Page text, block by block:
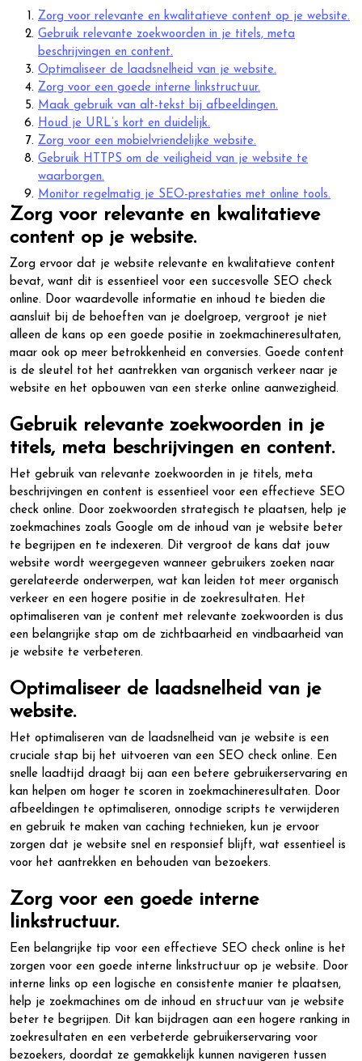
Zorg voor relevante en kwalitatieve content op je website.
Gebruik relevante zoekwoorden in je titels, meta
beschrijvingen en content.
Optimaliseer de laadsnelheid van je website.
Zorg voor een goede interne linkstructuur.
Maak gebruik van alt-tekst bij afbeeldingen.
Houd je URL’s kort en duidelijk.
Zorg voor een mobielvriendelijke website.
Gebruik HTTPS om de veiligheid van je website te
waarborgen.
Monitor regelmatig je SEO-prestaties met online tools.
Zorg voor relevante en kwalitatieve
content op je website.
Zorg ervoor dat je website relevante en kwalitatieve content
bevat, want dit is essentieel voor een succesvolle SEO check
online. Door waardevolle informatie en inhoud te bieden die
aansluit bij de behoeften van je doelgroep, vergroot je niet
alleen de kans op een goede positie in zoekmachineresultaten,
maar ook op meer betrokkenheid en conversies. Goede content
is de sleutel tot het aantrekken van organisch verkeer naar je
website en het opbouwen van een sterke online aanwezigheid.
Gebruik relevante zoekwoorden in je
titels, meta beschrijvingen en content.
Het gebruik van relevante zoekwoorden in je titels, meta
beschrijvingen en content is essentieel voor een effectieve SEO
check online. Door zoekwoorden strategisch te plaatsen, help je
zoekmachines zoals Google om de inhoud van je website beter
te begrijpen en te indexeren. Dit vergroot de kans dat jouw
website wordt weergegeven wanneer gebruikers zoeken naar
gerelateerde onderwerpen, wat kan leiden tot meer organisch
verkeer en een hogere positie in de zoekresultaten. Het
optimaliseren van je content met relevante zoekwoorden is dus
een belangrijke stap om de zichtbaarheid en vindbaarheid van
je website te verbeteren.
Optimaliseer de laadsnelheid van je
website.
Het optimaliseren van de laadsnelheid van je website is een
cruciale stap bij het uitvoeren van een SEO check online. Een
snelle laadtijd draagt bij aan een betere gebruikerservaring en
kan helpen om hoger te scoren in zoekmachineresultaten. Door
afbeeldingen te optimaliseren, onnodige scripts te verwijderen
en gebruik te maken van caching technieken, kun je ervoor
zorgen dat je website snel en responsief blijft, wat essentieel is
voor het aantrekken en behouden van bezoekers.
Zorg voor een goede interne
linkstructuur.
Een belangrijke tip voor een effectieve SEO check online is het
zorgen voor een goede interne linkstructuur op je website. Door
interne links op een logische en consistente manier te plaatsen,
help je zoekmachines om de inhoud en structuur van je website
beter te begrijpen. Dit kan bijdragen aan een hogere ranking in
zoekresultaten en een verbeterde gebruikerservaring voor
bezoekers, doordat ze gemakkelijk kunnen navigeren tussen